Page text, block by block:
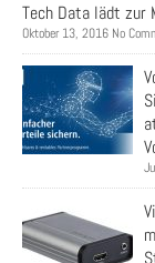
Tech Data lädt zur
Oktober 13, 2016 No